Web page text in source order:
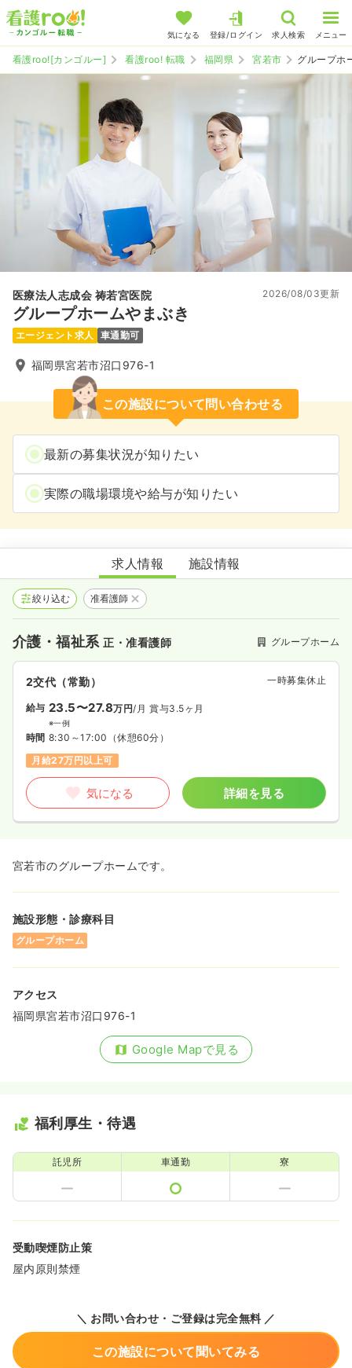
気になる 登録/ログイン 求人検索 メニュー
看護roo![カンゴルー] 看護roo! 転職 福岡県 宮若市 グループホ
医療法人志成会 祷若宮医院
グループホームやまぶき
2026/08/03更新
エージェント求人 車通勤可
福岡県宮若市沼口976-1
この施設について問い合わせる
最新の募集状況が知りたい
実際の職場環境や給与が知りたい
グループホームやまぶき
求人情報 施設情報
絞り込む 准看護師
介護・福祉系正・准看護師 グループホーム
2交代（常勤） 一時募集休止
給与 23.5〜27.8万円/月 賞与3.5ヶ月
※一例
時間 8:30～17:00 （休憩60分）
月給27万円以上可
気になる 詳細を見る
宮若市のグループホームです。
施設形態・診療科目
グループホーム
アクセス
福岡県宮若市沼口976-1
Google Mapで見る
福利厚生・待遇
託児所 車通勤 寮
受動喫煙防止策
屋内原則禁煙
＼ お問い合わせ・ご登録は完全無料 ／
この施設について聞いてみる